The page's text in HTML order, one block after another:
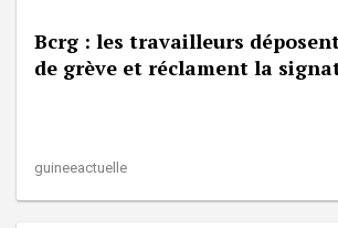
Bcrg : les travailleurs
de grève et réclament la
guineeactuelle